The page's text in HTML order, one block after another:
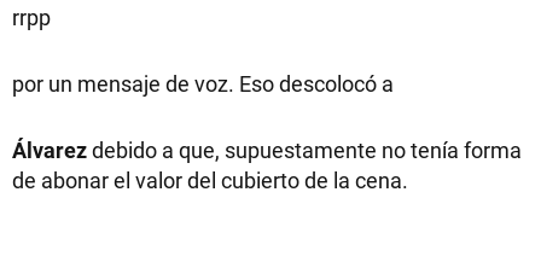
rrpp
por un mensaje de voz. Eso descolocó a
Álvarezdebido a que, supuestamente no tenía forma
de abonar el valor del cubierto de la cena.